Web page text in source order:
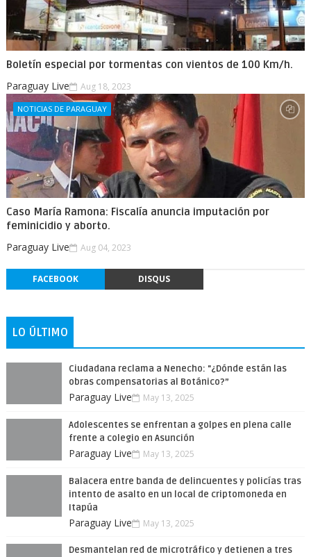
Boletín especial por tormentas con vientos de 100 Km/h.
Paraguay Live Aug 18, 2023
NOTICIAS DE PARAGUAY
Caso María Ramona: Fiscalía anuncia imputación por
feminicidio y aborto.
Paraguay Live Aug 04, 2023
FACEBOOK DISQUS
LO ÚLTIMO
Ciudadana reclama a Nenecho: "¿Dónde están las
obras compensatorias al Botánico?”
Paraguay Live May 13, 2025
Adolescentes se enfrentan a golpes en plena calle
frente a colegio en Asunción
Paraguay Live May 13, 2025
Balacera entre banda de delincuentes y policías tras
intento de asalto en un local de criptomoneda en
Itapúa
Paraguay Live May 13, 2025
Desmantelan red de microtráfico y detienen a tres